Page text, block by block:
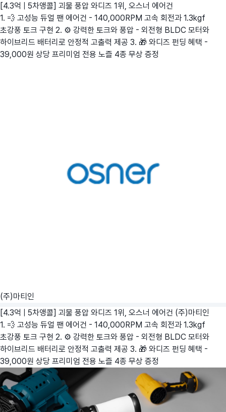
[4.3억 | 5차앵콜] 괴물 풍압 와디즈 1위, 오스너 에어건
1. 💨 고성능 듀얼 팬 에어건 - 140,000RPM 고속 회전과 1.3kgf
초강풍 토크 구현 2. ⚙️ 강력한 토크와 풍압 - 외전형 BLDC 모터와
하이브리드 배터리로 안정적 고출력 제공 3. 🎁 와디즈 펀딩 혜택 -
39,000원 상당 프리미엄 전용 노즐 4종 무상 증정
(주)마티인
[4.3억 | 5차앵콜] 괴물 풍압 와디즈 1위, 오스너 에어건 (주)마티인
1. 💨 고성능 듀얼 팬 에어건 - 140,000RPM 고속 회전과 1.3kgf
초강풍 토크 구현 2. ⚙️ 강력한 토크와 풍압 - 외전형 BLDC 모터와
하이브리드 배터리로 안정적 고출력 제공 3. 🎁 와디즈 펀딩 혜택 -
39,000원 상당 프리미엄 전용 노즐 4종 무상 증정